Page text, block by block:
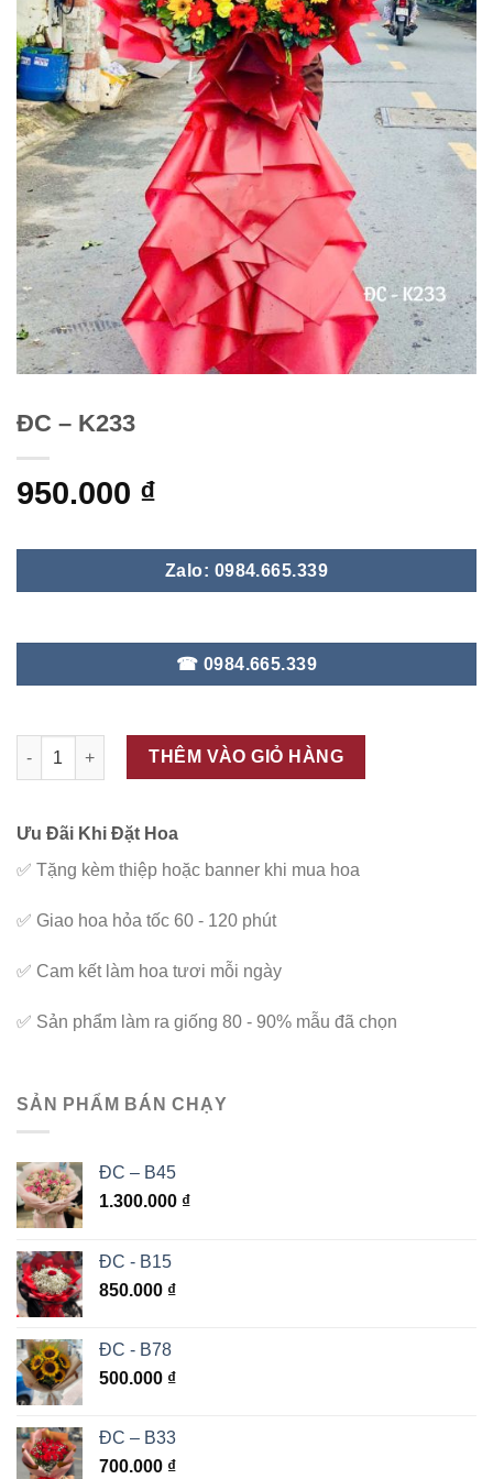
ĐC – K233
950.000 ₫
Zalo: 0984.665.339
☎ 0984.665.339
ĐC - K233 số lượng
THÊM VÀO GIỎ HÀNG
Ưu Đãi Khi Đặt Hoa
✅ Tặng kèm thiệp hoặc banner khi mua hoa
✅ Giao hoa hỏa tốc 60 - 120 phút
✅ Cam kết làm hoa tươi mỗi ngày
✅ Sản phẩm làm ra giống 80 - 90% mẫu đã chọn
SẢN PHẨM BÁN CHẠY
ĐC – B45
1.300.000 ₫
ĐC - B15
850.000 ₫
ĐC - B78
500.000 ₫
ĐC – B33
700.000 ₫